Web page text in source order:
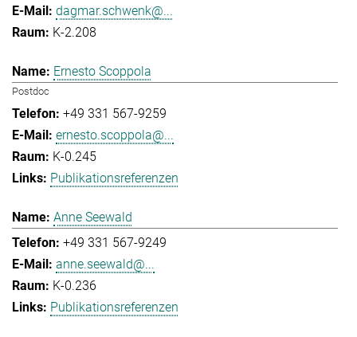
dagmar.schwenk@...
K-2.208
Ernesto Scoppola
Postdoc
+49 331 567-9259
ernesto.scoppola@...
K-0.245
Publikationsreferenzen
Anne Seewald
+49 331 567-9249
anne.seewald@...
K-0.236
Publikationsreferenzen